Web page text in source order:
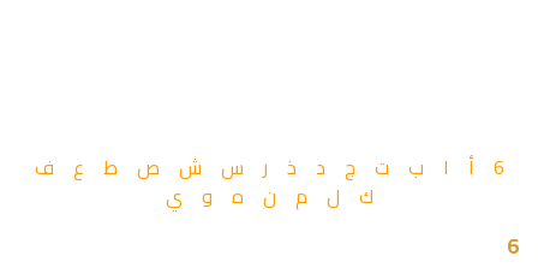
متاجر كودز أرابيا
6 أ ا ب ت ج د ذ ر س ش ص ط ع ف
ك ل م ن ه و ي
6